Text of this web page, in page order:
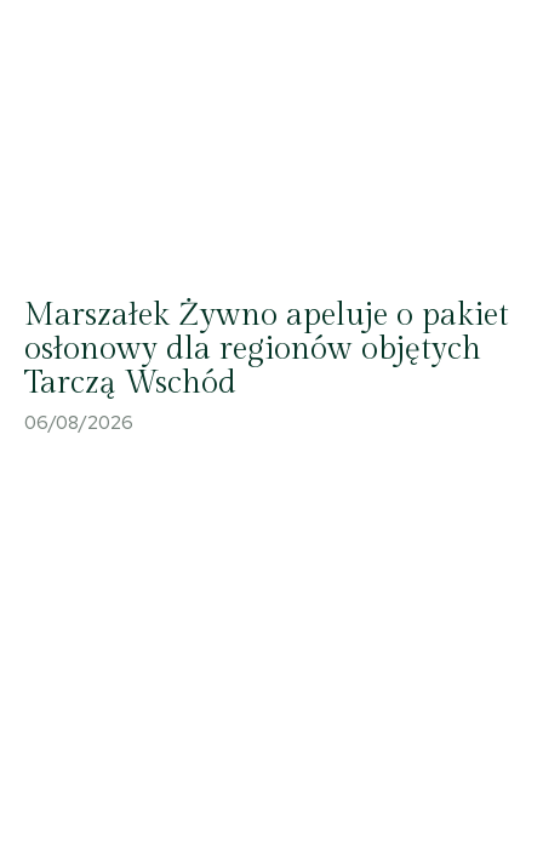
Marszałek Żywno apeluje o pakiet
osłonowy dla regionów objętych
Tarczą Wschód
06/08/2026